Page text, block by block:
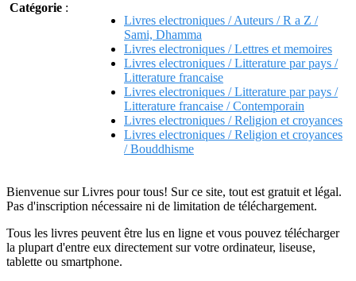
Catégorie :
Livres electroniques / Auteurs / R a Z /
Sami, Dhamma
Livres electroniques / Lettres et memoires
Livres electroniques / Litterature par pays /
Litterature francaise
Livres electroniques / Litterature par pays /
Litterature francaise / Contemporain
Livres electroniques / Religion et croyances
Livres electroniques / Religion et croyances
/ Bouddhisme
Bienvenue sur Livres pour tous! Sur ce site, tout est gratuit et légal.
Pas d'inscription nécessaire ni de limitation de téléchargement.
Tous les livres peuvent être lus en ligne et vous pouvez télécharger
la plupart d'entre eux directement sur votre ordinateur, liseuse,
tablette ou smartphone.